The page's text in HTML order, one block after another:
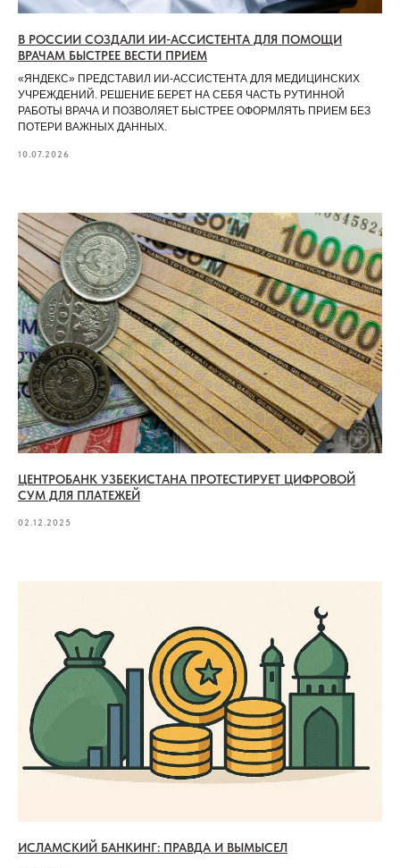
В РОССИИ СОЗДАЛИ ИИ-АССИСТЕНТА ДЛЯ ПОМОЩИ
ВРАЧАМ БЫСТРЕЕ ВЕСТИ ПРИЕМ
«ЯНДЕКС» ПРЕДСТАВИЛ ИИ-АССИСТЕНТА ДЛЯ МЕДИЦИНСКИХ
УЧРЕЖДЕНИЙ. РЕШЕНИЕ БЕРЕТ НА СЕБЯ ЧАСТЬ РУТИННОЙ
РАБОТЫ ВРАЧА И ПОЗВОЛЯЕТ БЫСТРЕЕ ОФОРМЛЯТЬ ПРИЕМ БЕЗ
ПОТЕРИ ВАЖНЫХ ДАННЫХ.
10.07.2026
ЦЕНТРОБАНК УЗБЕКИСТАНА ПРОТЕСТИРУЕТ ЦИФРОВОЙ
СУМ ДЛЯ ПЛАТЕЖЕЙ
02.12.2025
ИСЛАМСКИЙ БАНКИНГ: ПРАВДА И ВЫМЫСЕЛ